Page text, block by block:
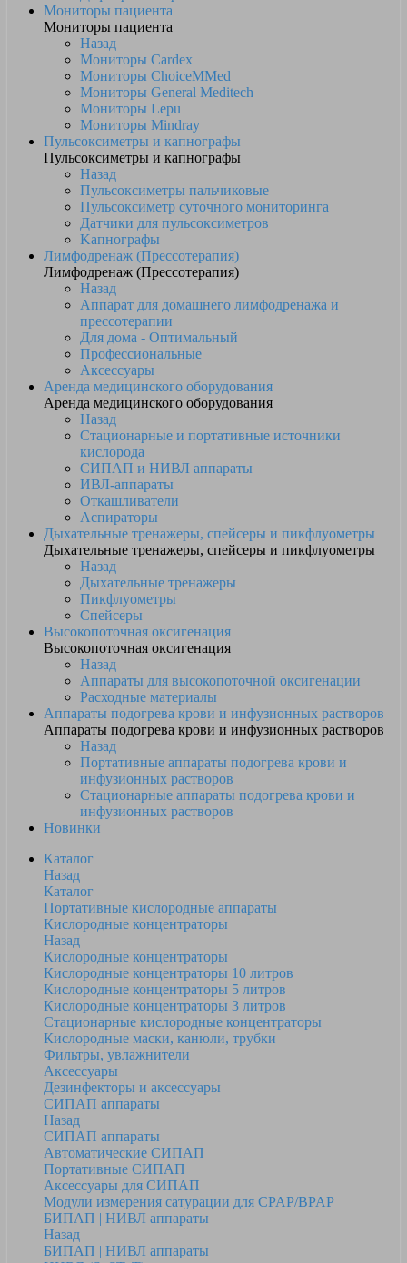
Мониторы пациента
Мониторы пациента
Назад
Мониторы Cardex
Мониторы ChoiceMMed
Мониторы General Meditech
Мониторы Lepu
Мониторы Mindray
Пульсоксиметры и капнографы
Пульсоксиметры и капнографы
Назад
Пульсоксиметры пальчиковые
Пульсоксиметр суточного мониторинга
Датчики для пульсоксиметров
Kапнографы
Лимфодренаж (Прессотерапия)
Лимфодренаж (Прессотерапия)
Назад
Аппарат для домашнего лимфодренажа и
прессотерапии
Для дома - Оптимальный
Профессиональные
Аксессуары
Аренда медицинского оборудования
Аренда медицинского оборудования
Назад
Стационарные и портативные источники
кислорода
СИПАП и НИВЛ аппараты
ИВЛ-аппараты
Откашливатели
Аспираторы
Дыхательные тренажеры, спейсеры и пикфлуометры
Дыхательные тренажеры, спейсеры и пикфлуометры
Назад
Дыхательные тренажеры
Пикфлуометры
Спейсеры
Высокопоточная оксигенация
Высокопоточная оксигенация
Назад
Аппараты для высокопоточной оксигенации
Расходные материалы
Аппараты подогрева крови и инфузионных растворов
Аппараты подогрева крови и инфузионных растворов
Назад
Портативные аппараты подогрева крови и
инфузионных растворов
Стационарные аппараты подогрева крови и
инфузионных растворов
Новинки
Каталог
Назад
Каталог
Портативные кислородные аппараты
Кислородные концентраторы
Назад
Кислородные концентраторы
Кислородные концентраторы 10 литров
Кислородные концентраторы 5 литров
Кислородные концентраторы 3 литров
Стационарные кислородные концентраторы
Кислородные маски, канюли, трубки
Фильтры, увлажнители
Аксессуары
Дезинфекторы и аксессуары
СИПАП аппараты
Назад
СИПАП аппараты
Автоматические СИПАП
Портативные СИПАП
Аксессуары для СИПАП
Модули измерения сатурации для CPAP/BPAP
БИПАП | НИВЛ аппараты
Назад
БИПАП | НИВЛ аппараты